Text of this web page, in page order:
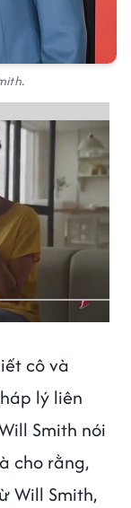
cô và
lý liên
Smith nói
cho rằng,
Will Smith,